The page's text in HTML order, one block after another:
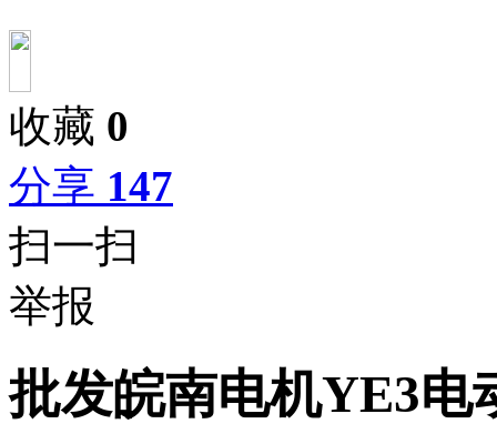
收藏 0
分享 147
扫一扫
举报
批发皖南电机YE3电